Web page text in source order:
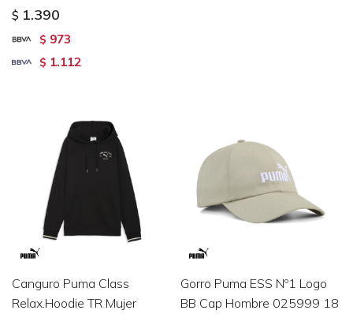
$ 1.390
$ 973
$ 1.112
Canguro Puma Class
Relax.Hoodie TR Mujer
Gorro Puma ESS Nº1 Logo
BB Cap Hombre 025999 18